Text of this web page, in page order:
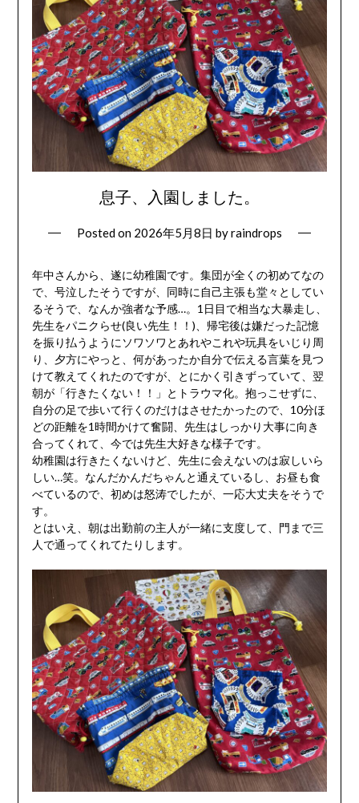
息子、入園しました。
Posted on 2026年5月8日 byraindrops
年中さんから、遂に幼稚園です。集団が全くの初めてなの
で、号泣したそうですが、同時に自己主張も堂々としてい
るそうで、なんか強者な予感…。1日目で相当な大暴走し、
先生をパニクらせ(良い先生！！)、帰宅後は嫌だった記憶
を振り払うようにソワソワとあれやこれや玩具をいじり周
り、夕方にやっと、何があったか自分で伝える言葉を見つ
けて教えてくれたのですが、とにかく引きずっていて、翌
朝が「行きたくない！！」とトラウマ化。抱っこせずに、
自分の足で歩いて行くのだけはさせたかったので、10分ほ
どの距離を1時間かけて奮闘、先生はしっかり大事に向き
合ってくれて、今では先生大好きな様子です。
幼稚園は行きたくないけど、先生に会えないのは寂しいら
しい…笑。なんだかんだちゃんと通えているし、お昼も食
べているので、初めは怒涛でしたが、一応大丈夫をそうで
す。
とはいえ、朝は出勤前の主人が一緒に支度して、門まで三
人で通ってくれてたりします。